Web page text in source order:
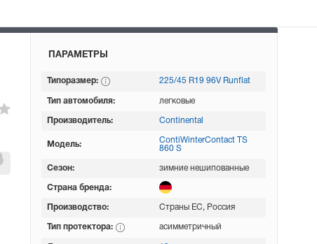
ПАРАМЕТРЫ
Типоразмер: 225/45 R19 96V Runflat
Тип автомобиля: легковые
Производитель: Continental
Модель:
ContiWinterContact TS
860 S
Сезон: зимние нешипованные
Страна бренда:
Производство: Страны ЕС, Россия
Тип протектора: асимметричный